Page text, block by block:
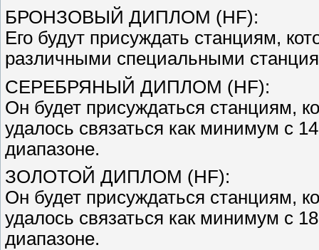
БРОНЗОВЫЙ ДИПЛОМ (HF):
Его будут присуждать станциям,
различными специальными
СЕРЕБРЯНЫЙ ДИПЛОМ (HF):
Он будет присуждаться станциям,
удалось связаться как минимум с
диапазоне.
ЗОЛОТОЙ ДИПЛОМ (HF):
Он будет присуждаться станциям,
удалось связаться как минимум с
диапазоне.